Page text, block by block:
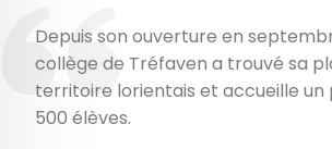
Depuis son ouverture en
collège de Tréfaven a trouvé sa
territoire lorientais et accueille un
500 élèves.